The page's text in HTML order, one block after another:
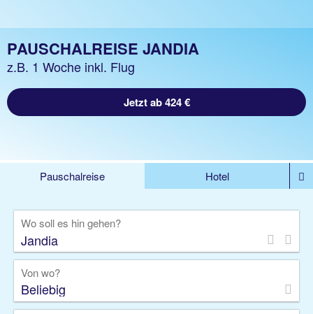
PAUSCHALREISE JANDIA
z.B. 1 Woche inkl. Flug
Jetzt ab 424 €
Pauschalreise
Hotel
Rundreise
Kreuzfahrt
Gruppenreise
Camper Privattransfer
Wo soll es hin gehen?
Von wo?
Beliebig